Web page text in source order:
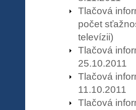
Tlačová
počet
televízii)
Tlačová
25.10.2011
Tlačová
11.10.2011
Tlačová